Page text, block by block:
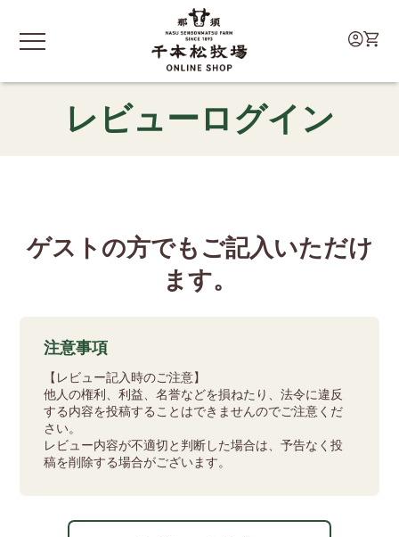
レビューログイン
ゲストの方でもご記入いただけ
ます。
注意事項
【レビュー記入時のご注意】
他人の権利、利益、名誉などを損ねたり、法令に違反
する内容を投稿することはできませんのでご注意くだ
さい。
レビュー内容が不適切と判断した場合は、予告なく投
稿を削除する場合がございます。